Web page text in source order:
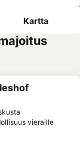
Kartta
vieraille